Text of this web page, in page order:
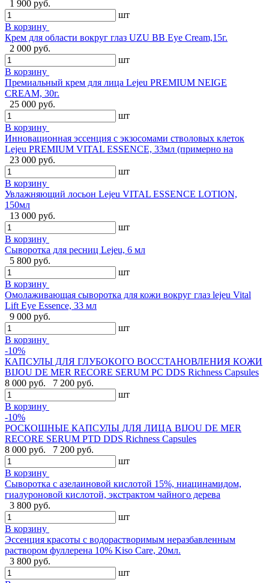
1 900 руб.
шт
В корзину
Крем для области вокруг глаз UZU BB Eye Cream,15г.
2 000 руб.
шт
В корзину
Премиальный крем для лица Lejeu PREMIUM NEIGE
CREAM, 30г.
25 000 руб.
шт
В корзину
Инновационная эссенция с экзосомами стволовых клеток
Lejeu PREMIUM VITAL ESSENCE, 33мл (примерно на
23 000 руб.
шт
В корзину
Увлажняющий лосьон Lejeu VITAL ESSENCE LOTION,
150мл
13 000 руб.
шт
В корзину
Сыворотка для ресниц Lejeu, 6 мл
5 800 руб.
шт
В корзину
Омолаживающая сыворотка для кожи вокруг глаз lejeu Vital
Lift Eye Essence, 33 мл
9 000 руб.
шт
В корзину
-10%
КАПСУЛЫ ДЛЯ ГЛУБОКОГО ВОССТАНОВЛЕНИЯ КОЖИ
BIJOU DE MER RECORE SERUM PC DDS Richness Capsules
8 000 руб.
7 200 руб.
шт
В корзину
-10%
РОСКОШНЫЕ КАПСУЛЫ ДЛЯ ЛИЦА BIJOU DE MER
RECORE SERUM PTD DDS Richness Capsules
8 000 руб.
7 200 руб.
шт
В корзину
Сыворотка с азелаиновой кислотой 15%, ниацинамидом,
гиалуроновой кислотой, экстрактом чайного дерева
3 800 руб.
шт
В корзину
Эссенция красоты с водорастворимым неразбавленным
раствором фуллерена 10% Kiso Care, 20мл.
3 800 руб.
шт